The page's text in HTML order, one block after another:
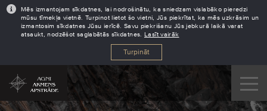
Mēs izmantojam sīkdatnes, lai nodrošinātu, ka sniedzam vislabāko pieredzi
mūsu tīmekļa vietnē. Turpinot lietot šo vietni, Jūs piekrītat, ka mēs uzkrāsim un
izmantosim sīkdatnes Jūsu ierīcē. Savu piekrišanu Jūs jebkurā laikā varat
atsaukt, nodzēšot saglabātās sīkdatnes. Lasīt vairāk
Turpināt